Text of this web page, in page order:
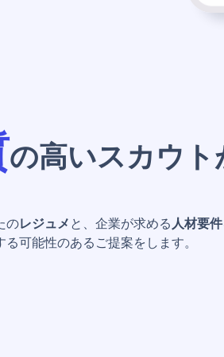
の高いスカウト
のレジュメ と、企業が求める 人材要件
る可能性のあるご提案をします。